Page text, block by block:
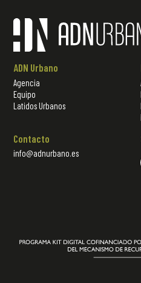
ADN Urbano
Agencia
Equipo
Latidos Urbanos
Contacto
info@adnurbano.es